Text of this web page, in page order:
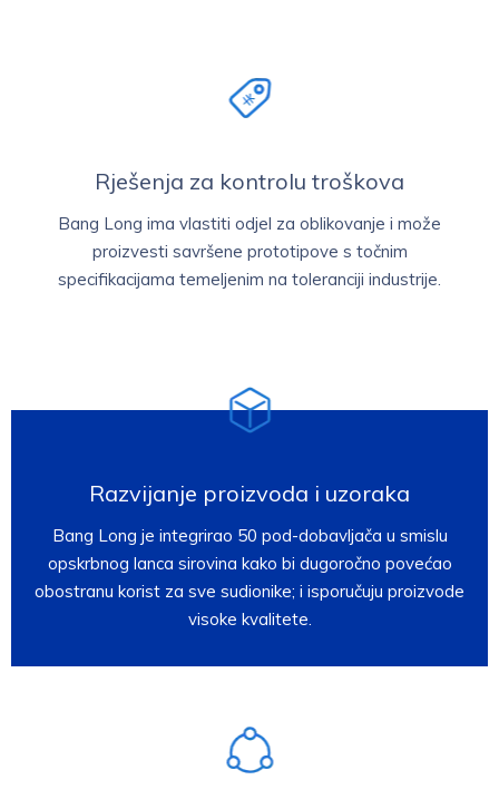
Rješenja za kontrolu troškova
Bang Long ima vlastiti odjel za oblikovanje i može
proizvesti savršene prototipove s točnim
specifikacijama temeljenim na toleranciji industrije.
Razvijanje proizvoda i uzoraka
Bang Long je integrirao 50 pod-dobavljača u smislu
opskrbnog lanca sirovina kako bi dugoročno povećao
obostranu korist za sve sudionike; i isporučuju proizvode
visoke kvalitete.